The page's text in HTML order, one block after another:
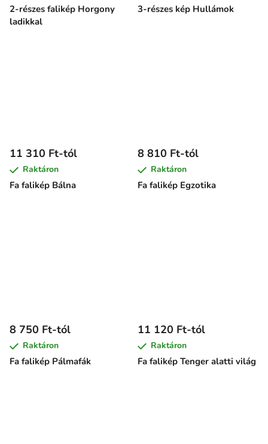
2-részes falikép Horgony
ladikkal
3-részes kép Hullámok
Fa falikép Bálna
11 310 Ft-tól
Raktáron
Fa falikép Egzotika
8 810 Ft-tól
Raktáron
Fa falikép Pálmafák
8 750 Ft-tól
Raktáron
Fa falikép Tenger alatti világ
11 120 Ft-tól
Raktáron